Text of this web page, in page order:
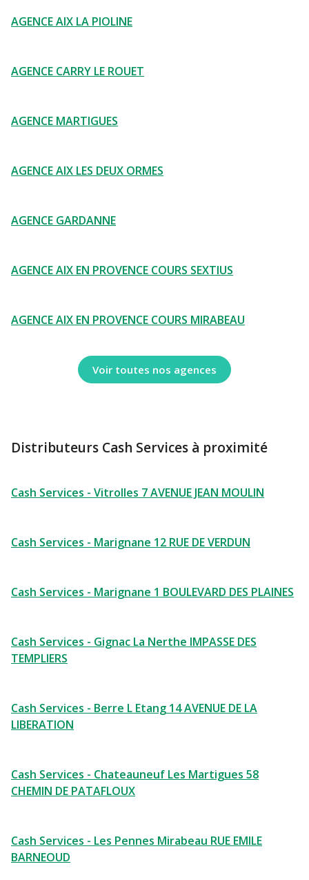
AGENCE AIX LA PIOLINE
AGENCE CARRY LE ROUET
AGENCE MARTIGUES
AGENCE AIX LES DEUX ORMES
AGENCE GARDANNE
AGENCE AIX EN PROVENCE COURS SEXTIUS
AGENCE AIX EN PROVENCE COURS MIRABEAU
Voir toutes nos agences
Distributeurs Cash Services à proximité
Cash Services - Vitrolles 7 AVENUE JEAN MOULIN
Cash Services - Marignane 12 RUE DE VERDUN
Cash Services - Marignane 1 BOULEVARD DES PLAINES
Cash Services - Gignac La Nerthe IMPASSE DES
TEMPLIERS
Cash Services - Berre L Etang 14 AVENUE DE LA
LIBERATION
Cash Services - Chateauneuf Les Martigues 58
CHEMIN DE PATAFLOUX
Cash Services - Les Pennes Mirabeau RUE EMILE
BARNEOUD